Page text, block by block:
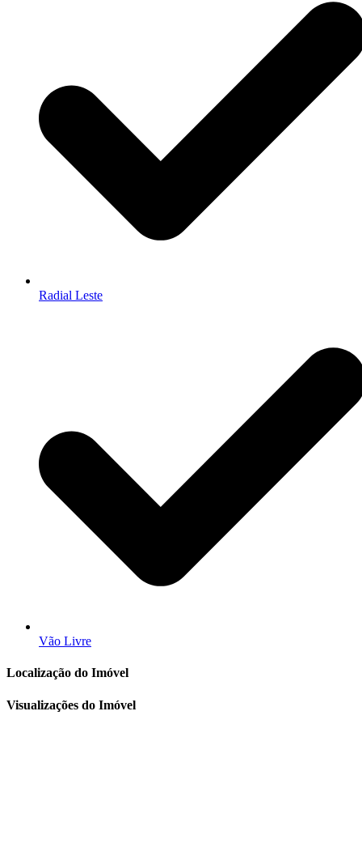
Radial Leste
Vão Livre
Localização do Imóvel
Visualizações do Imóvel